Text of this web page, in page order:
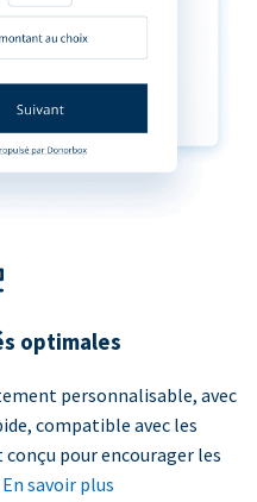
optimales
personnalisable, avec
compatible avec les
pour encourager les
En savoir plus